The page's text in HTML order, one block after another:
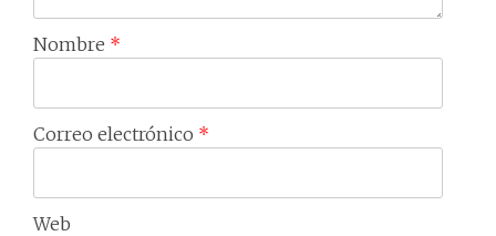
Nombre *
Correo electrónico *
Web